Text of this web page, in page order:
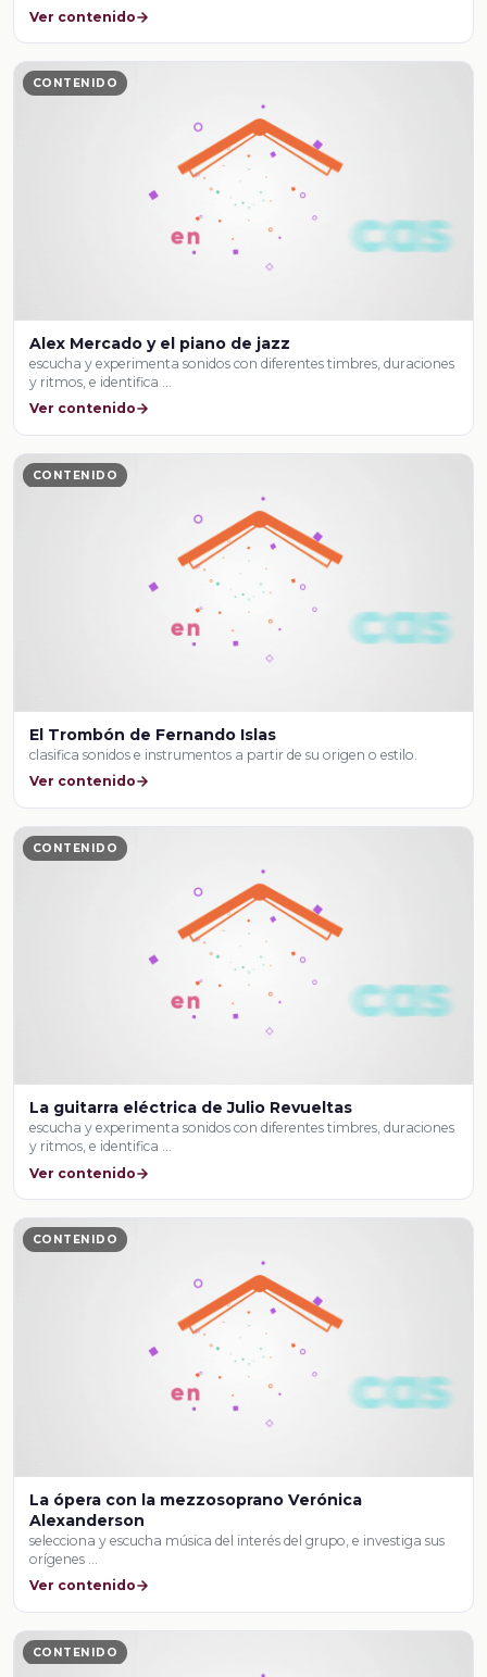
Ver contenido
CONTENIDO
Alex Mercado y el piano de jazz
escucha y experimenta sonidos con diferentes timbres, duraciones
y ritmos, e identifica …
Ver contenido
CONTENIDO
El Trombón de Fernando Islas
clasifica sonidos e instrumentos a partir de su origen o estilo.
Ver contenido
CONTENIDO
La guitarra eléctrica de Julio Revueltas
escucha y experimenta sonidos con diferentes timbres, duraciones
y ritmos, e identifica …
Ver contenido
CONTENIDO
La ópera con la mezzosoprano Verónica
Alexanderson
selecciona y escucha música del interés del grupo, e investiga sus
orígenes …
Ver contenido
CONTENIDO